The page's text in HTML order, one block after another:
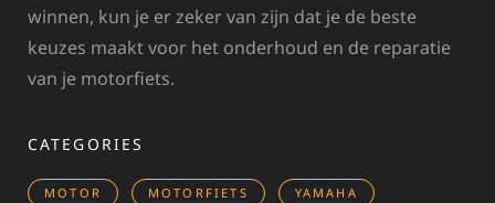
winnen, kun je er zeker van zijn dat je de beste
keuzes maakt voor het onderhoud en de reparatie
van je motorfiets.
CATEGORIES
MOTOR MOTORFIETS YAMAHA